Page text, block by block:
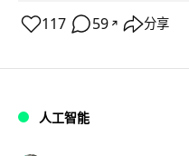
117 59 ↗ 分享
人工智能